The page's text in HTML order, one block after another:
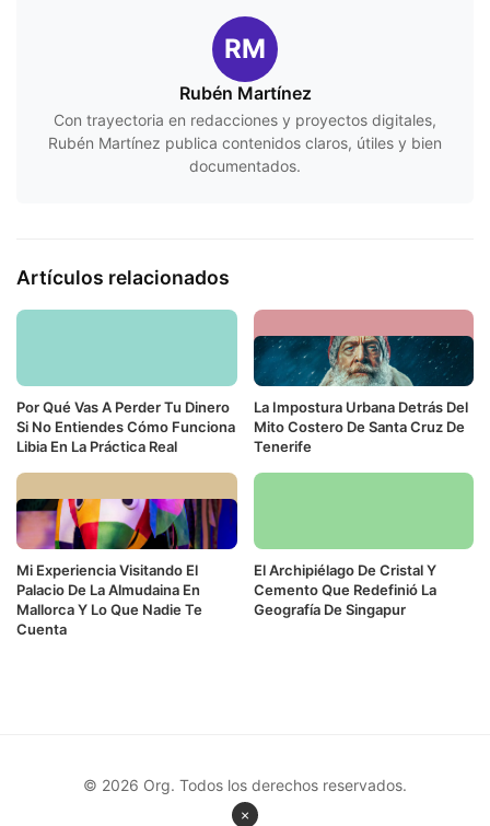
RM
Rubén Martínez
Con trayectoria en redacciones y proyectos digitales,
Rubén Martínez publica contenidos claros, útiles y bien
documentados.
Artículos relacionados
Por Qué Vas A Perder Tu Dinero
Si No Entiendes Cómo Funciona
Libia En La Práctica Real
La Impostura Urbana Detrás Del
Mito Costero De Santa Cruz De
Tenerife
Mi Experiencia Visitando El
Palacio De La Almudaina En
Mallorca Y Lo Que Nadie Te
Cuenta
El Archipiélago De Cristal Y
Cemento Que Redefinió La
Geografía De Singapur
×
© 2026 Org. Todos los derechos reservados.